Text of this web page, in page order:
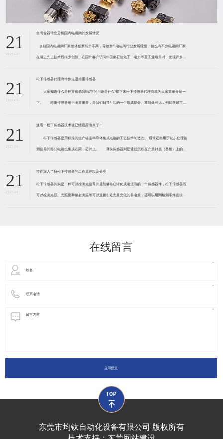
21
2021-01
台湾金器带您分析国内电磁阀的发展情况
​ 当前国内电磁阀厂家整体创新能力不高，导致整个电磁阀行业发展缓慢，但也有不少电磁阀厂家
在引进先进技术后很少创新。在国外客户访问中国像石油化工、电力等重工业项目时，发现许多项
21
2021-01
松下传感器代理商带你走进称重传感器
大家知道什么是称重传感器吗?它的用途是什么?接下来松下传感器代理商就为大家简单介绍一
下。 称重传感器用于测量重量，是我们日常生活的一个组成部分。其随处可见，例如在超市柜
带有应变片的弹性体组成。弹性体通常由钢
21
2021-01
速看！松下传感器技术被已经透露出来了！
松下传感器是用标准的生产硅基半导体集成电路的工艺技术制造的。 通常还将用于初步处理被
测信号的部分电路也集成在同一芯片上。 薄膜传感器则是通过沉积在介质衬底（基板）上的，
器是利用相应材料的浆料，涂覆在陶瓷基片上
21
2021-01
带你深入了解松下传感器的工作原理以及分类
松下传感器其实是一种可以检测光信号并且能够将它转化成电信号的一个传感器件，松下传感器既
可以检测光强、光照度和辐射测温等可以直接引起光量变化的非电量，还可以用到检测零件直径、
在线留言
立即提交
东莞市均钛自动化设备有限公司 版权所有